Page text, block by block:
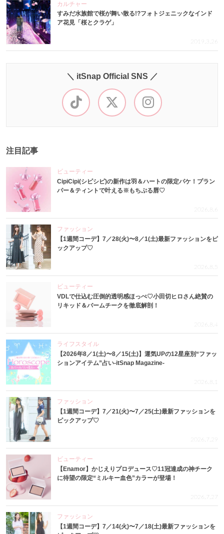
カルチャー
すみだ水族館で桜が舞い散る!?フォトジェニックなインド
ア花見「桜とクラゲ」
2019.3.26
＼ itSnap Official SNS ／
注目記事
ビューティー
CipiCipi(シピシピ)の新作は羽＆ハートの限定パケ！プラン
パー＆ティントで叶える※もちぷる唇♡
2026.8.6
ファッション
【1週間コーデ】7／28(火)〜8／1(土)最新ファッションをピ
ックアップ♡
2026.8.5
ビューティー
VDLで仕込む圧倒的透明感ほっぺ♡小田切ヒロさん絶賛の
リキッド＆バームチークを徹底解剖！
2026.8.4
ライフスタイル
【2026年8／1(土)〜8／15(土)】運気UPの12星座別“ファッ
ションアイテム”占い-itSnap Magazine-
2026.8.1
ファッション
【1週間コーデ】7／21(火)〜7／25(土)最新ファッションを
ピックアップ♡
2026.7.29
ビューティー
【Enamor】かじえりプロデュース♡11冠達成の神チーク
に待望の限定“ミルキー血色”カラーが登場！
2026.7.27
ファッション
【1週間コーデ】7／14(火)〜7／18(土)最新ファッションを